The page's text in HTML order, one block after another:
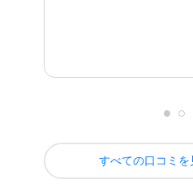
すべての口コミを